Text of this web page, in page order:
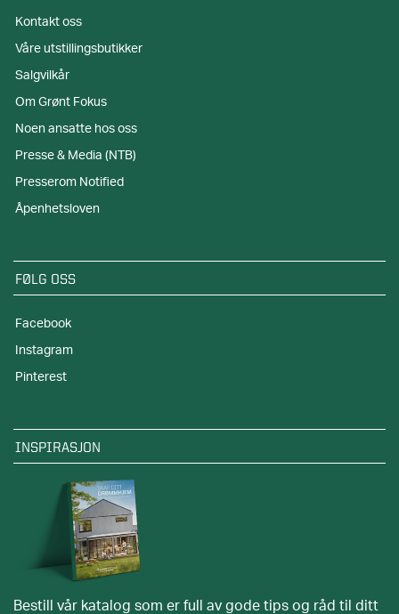
Kontakt oss
Våre utstillingsbutikker
Salgvilkår
Om Grønt Fokus
Noen ansatte hos oss
Presse & Media (NTB)
Presserom Notified
Åpenhetsloven
FØLG OSS
Facebook
Instagram
Pinterest
INSPIRASJON
Bestill vår katalog som er full av gode tips og råd til ditt